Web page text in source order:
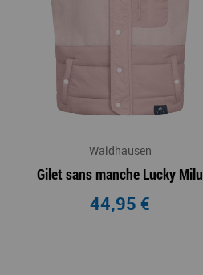
Waldhausen
Gilet sans manche Lucky Milu
44,95 €